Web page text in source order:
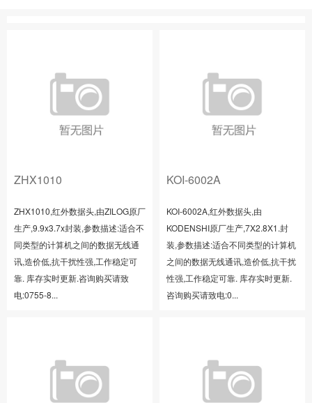
ZHX1010
ZHX1010,红外数据头,由ZILOG原厂
生产,9.9x3.7x封装,参数描述:适合不
同类型的计算机之间的数据无线通
讯,造价低,抗干扰性强,工作稳定可
靠. 库存实时更新.咨询购买请致
电:0755-8...
KOI-6002A
KOI-6002A,红外数据头,由
KODENSHI原厂生产,7X2.8X1.封
装,参数描述:适合不同类型的计算机
之间的数据无线通讯,造价低,抗干扰
性强,工作稳定可靠. 库存实时更新.
咨询购买请致电:0...